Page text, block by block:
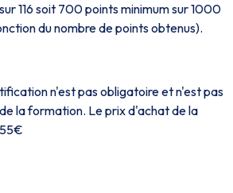
116 soit 700 points minimum sur 1000
du nombre de points obtenus).
n'est pas obligatoire et n'est pas
la formation. Le prix d'achat de la